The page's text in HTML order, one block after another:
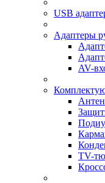
USB
Адаптеры
AV-
TV-